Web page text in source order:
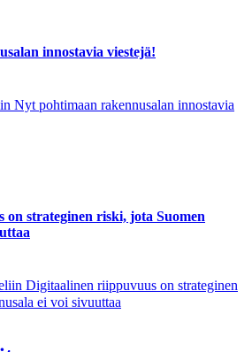
innostavia viestejä!
Nyt pohtimaan rakennusalan innostavia
strateginen riski, jota Suomen
Digitaalinen riippuvuus on strateginen
ei voi sivuuttaa